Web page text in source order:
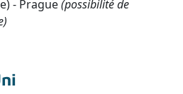
- Prague(possibilité de